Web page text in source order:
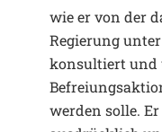
wie er von der
Regierung
konsultiert und
werden solle.